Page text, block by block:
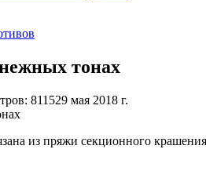
тонах
811529 мая 2018 г.
из пряжи секционного